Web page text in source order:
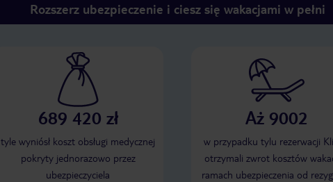
tam rokrocznie. Duzy parking
hotel 2*). Personel jest
widać że chcą jak
lozka, meble. Niestety
mocno taka sobie. Na
basen i nowiusienki,
nintendo, planszówki i
wspinaczkowe pokój dla
siak, to jak na 2*, hotel
dobry. Z ciekawostek,,
wojny, był to najlepszy
Hvar.
Rozszerz ubezpieczenie i ciesz się wakacjami w pełni
689 420 zł
tyle wyniósł koszt obsługi medycznej
pokryty jednorazowo przez
ubezpieczyciela
Aż 9002
w przypadku tylu rezerwacji
otrzymali zwrot kosztów
ramach ubezpieczenia od